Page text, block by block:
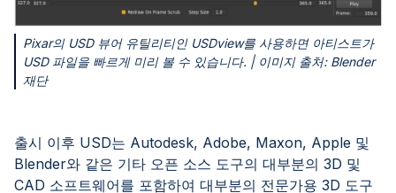
Pixar의 USD 뷰어 유틸리티인 USDview를 사용하면 아티스트가
USD 파일을 빠르게 미리 볼 수 있습니다. | 이미지 출처: Blender
재단
출시 이후 USD는 Autodesk, Adobe, Maxon, Apple 및
Blender와 같은 기타 오픈 소스 도구의 대부분의 3D 및
CAD 소프트웨어를 포함하여 대부분의 전문가용 3D 도구